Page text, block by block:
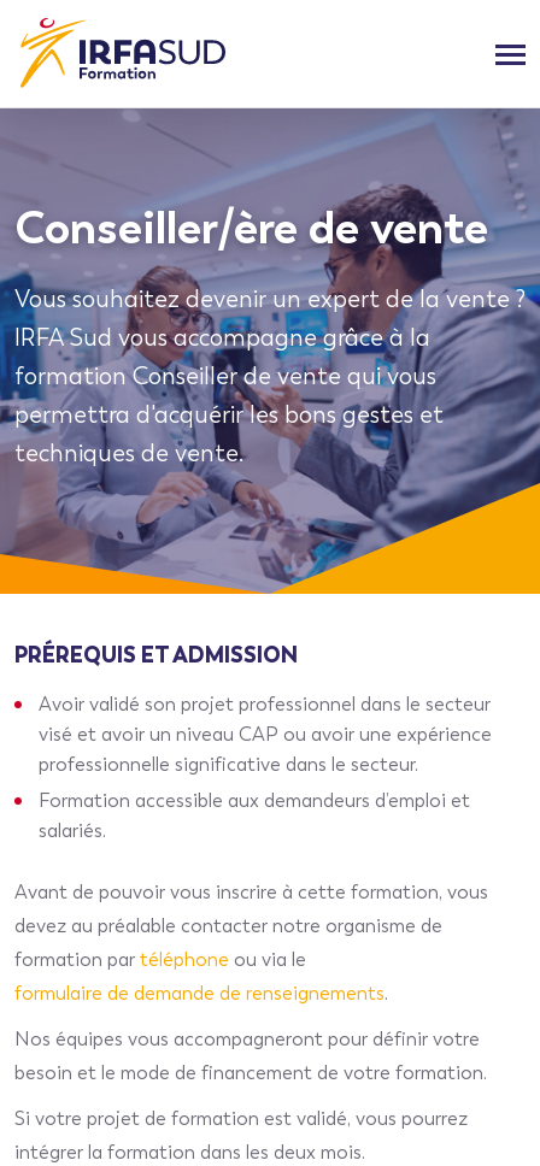
Conseiller/ère de vente
Vous souhaitez devenir un expert de la vente ?
IRFA Sud vous accompagne grâce à la
formation Conseiller de vente qui vous
permettra d'acquérir les bons gestes et
techniques de vente.
PRÉREQUIS ET ADMISSION
Avoir validé son projet professionnel dans le secteur
visé et avoir un niveau CAP ou avoir une expérience
professionnelle significative dans le secteur.
Formation accessible aux demandeurs d’emploi et
salariés.
Avant de pouvoir vous inscrire à cette formation, vous
devez au préalable contacter notre organisme de
formation par téléphone ou via le
formulaire de demande de renseignements.
Nos équipes vous accompagneront pour définir votre
besoin et le mode de financement de votre formation.
Si votre projet de formation est validé, vous pourrez
intégrer la formation dans les deux mois.